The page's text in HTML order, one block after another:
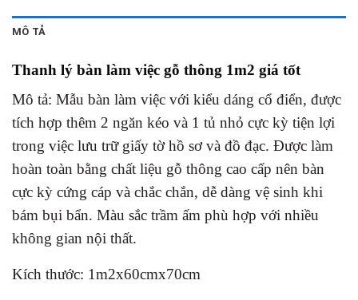
MÔ TẢ
Thanh lý bàn làm việc gỗ thông 1m2 giá tốt
Mô tả: Mẫu bàn làm việc với kiểu dáng cổ điển, được
tích hợp thêm 2 ngăn kéo và 1 tủ nhỏ cực kỳ tiện lợi
trong việc lưu trữ giấy tờ hồ sơ và đồ đạc. Được làm
hoàn toàn bằng chất liệu gỗ thông cao cấp nên bàn
cực kỳ cứng cáp và chắc chắn, dễ dàng vệ sinh khi
bám bụi bẩn. Màu sắc trầm ấm phù hợp với nhiều
không gian nội thất.
Kích thước: 1m2x60cmx70cm